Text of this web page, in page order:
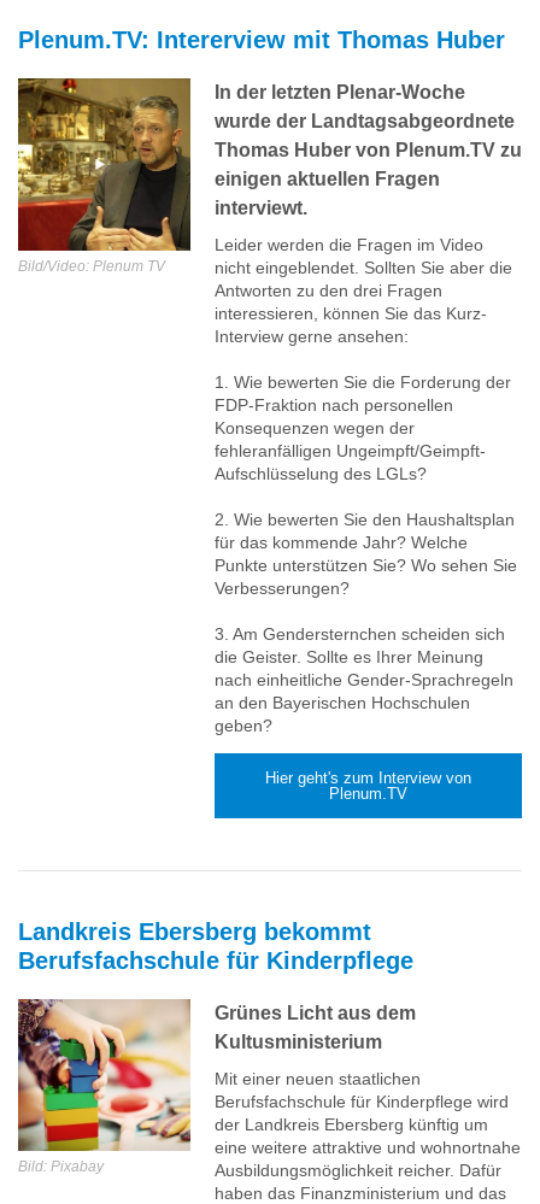
Plenum.TV: Intererview mit Thomas Huber
Bild/Video: Plenum TV
In der letzten Plenar-Woche
wurde der Landtagsabgeordnete
Thomas Huber von Plenum.TV zu
einigen aktuellen Fragen
interviewt.
Leider werden die Fragen im Video
nicht eingeblendet. Sollten Sie aber die
Antworten zu den drei Fragen
interessieren, können Sie das Kurz-
Interview gerne ansehen:
1. Wie bewerten Sie die Forderung der
FDP-Fraktion nach personellen
Konsequenzen wegen der
fehleranfälligen Ungeimpft/Geimpft-
Aufschlüsselung des LGLs?
2. Wie bewerten Sie den Haushaltsplan
für das kommende Jahr? Welche
Punkte unterstützen Sie? Wo sehen Sie
Verbesserungen?
3. Am Gendersternchen scheiden sich
die Geister. Sollte es Ihrer Meinung
nach einheitliche Gender-Sprachregeln
an den Bayerischen Hochschulen
geben?
Hier geht's zum Interview von
Plenum.TV
Landkreis Ebersberg bekommt
Berufsfachschule für Kinderpflege
Bild: Pixabay
Grünes Licht aus dem
Kultusministerium
Mit einer neuen staatlichen
Berufsfachschule für Kinderpflege wird
der Landkreis Ebersberg künftig um
eine weitere attraktive und wohnortnahe
Ausbildungsmöglichkeit reicher. Dafür
haben das Finanzministerium und das